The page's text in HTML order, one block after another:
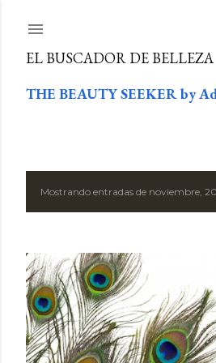
EL BUSCADOR DE BELLEZA
THE BEAUTY SEEKER by
E
t
r
a
Mostrando entradas de noviembre,